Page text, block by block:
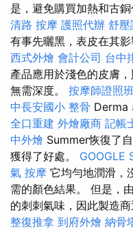
是，避免購買加熱和古
清路 按摩 護照代辦 舒壓
有事先曬黑，表皮在其
西式外燴 會計公司 台中
產品應用於淺色的皮膚
無需深度。 按摩師證照班
中長安國小 整骨 Derma
全口重建 外燴廠商 記帳
中外燴 Summer恢復了
獲得了好處。 GOOGLE
氣 按摩 它均勻地潤滑，
需的顏色結果。 但是，
的刺刺氣味，因此製造
整復推拿 到府外燴 納骨